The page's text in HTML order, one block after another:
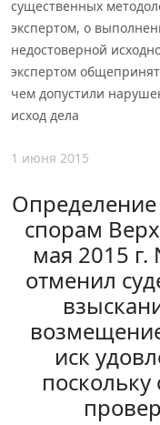
существенных
экспертом, о
недостоверной
экспертом
чем допустили
исход дела
1 июня 2015
спорам
мая 2015
отменил
иск